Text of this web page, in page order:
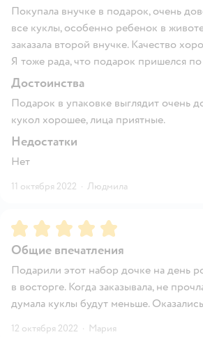
Покупала внучке в подарок, очень
все куклы, особенно ребенок в
заказала второй внучке. Качество
Я тоже рада, что подарок пришелся
Достоинства
Подарок в упаковке выглядит очень
кукол хорошее, лица приятные.
Недостатки
Нет
11 октября 2022 · Людмила
Рейтинг:5
Общие впечатления
Подарили этот набор дочке на день
в восторге. Когда заказывала, не
думала куклы будут меньше.
12 октября 2022 · Мария